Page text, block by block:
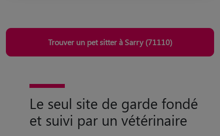
Trouver un pet sitter à Sarry (71110)
Le seul site de garde fondé
et suivi par un vétérinaire